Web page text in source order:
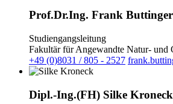
Prof.Dr.Ing. Frank Buttinger
Studiengangsleitung
Fakultär für Angewandte Natur- und
+49 (0)8031 / 805 - 2527
Dipl.-Ing.(FH) Silke Kroneck